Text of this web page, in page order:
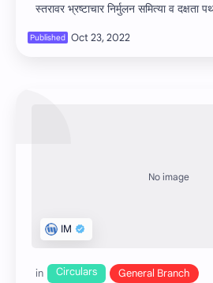
स्तरावर भ्रष्टाचार निर्मुलन समित्या व दक्षता